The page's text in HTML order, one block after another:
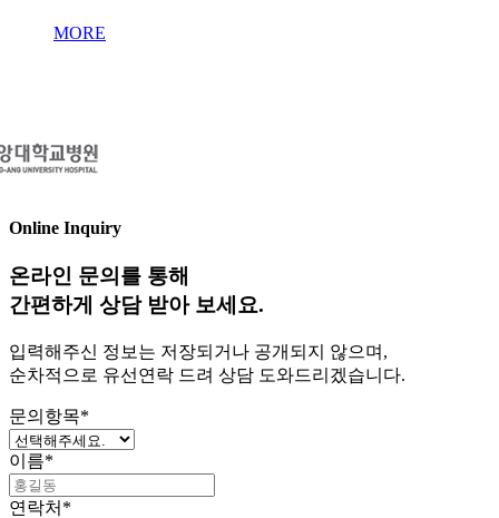
MORE
Online Inquiry
온라인 문의를 통해
간편하게 상담 받아 보세요.
입력해주신 정보는 저장되거나 공개되지 않으며,
순차적으로 유선연락 드려 상담 도와드리겠습니다.
문의항목*
이름*
연락처 *